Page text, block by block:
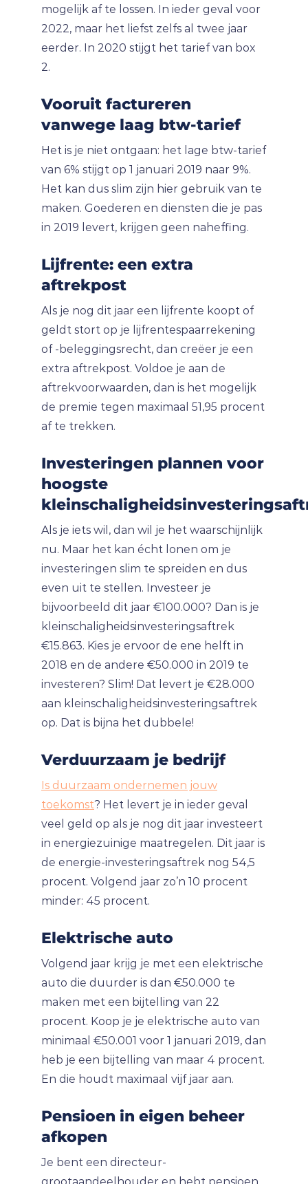
mogelijk af te lossen. In ieder geval voor
2022, maar het liefst zelfs al twee jaar
eerder. In 2020 stijgt het tarief van box
2.
Vooruit factureren
vanwege laag btw-tarief
Het is je niet ontgaan: het lage btw-tarief
van 6% stijgt op 1 januari 2019 naar 9%.
Het kan dus slim zijn hier gebruik van te
maken. Goederen en diensten die je pas
in 2019 levert, krijgen geen naheffing.
Lijfrente: een extra
aftrekpost
Als je nog dit jaar een lijfrente koopt of
geldt stort op je lijfrentespaarrekening
of -beleggingsrecht, dan creëer je een
extra aftrekpost. Voldoe je aan de
aftrekvoorwaarden, dan is het mogelijk
de premie tegen maximaal 51,95 procent
af te trekken.
Investeringen plannen voor
hoogste
Als je iets wil, dan wil je het waarschijnlijk
nu. Maar het kan écht lonen om je
investeringen slim te spreiden en dus
even uit te stellen. Investeer je
bijvoorbeeld dit jaar €100.000? Dan is je
kleinschaligheidsinvesteringsaftrek
€15.863. Kies je ervoor de ene helft in
2018 en de andere €50.000 in 2019 te
investeren? Slim! Dat levert je €28.000
aan kleinschaligheidsinvesteringsaftrek
op. Dat is bijna het dubbele!
Verduurzaam je bedrijf
Is duurzaam ondernemen jouw
toekomst? Het levert je in ieder geval
veel geld op als je nog dit jaar investeert
in energiezuinige maatregelen. Dit jaar is
de energie-investeringsaftrek nog 54,5
procent. Volgend jaar zo’n 10 procent
minder: 45 procent.
Elektrische auto
Volgend jaar krijg je met een elektrische
auto die duurder is dan €50.000 te
maken met een bijtelling van 22
procent. Koop je je elektrische auto van
minimaal €50.001 voor 1 januari 2019, dan
heb je een bijtelling van maar 4 procent.
En die houdt maximaal vijf jaar aan.
Pensioen in eigen beheer
afkopen
Je bent een directeur-